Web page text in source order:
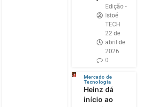
Edição -
Istoé
TECH
22 de
abril de
2026
0
Mercado de
Tecnologia
Heinz dá
início ao